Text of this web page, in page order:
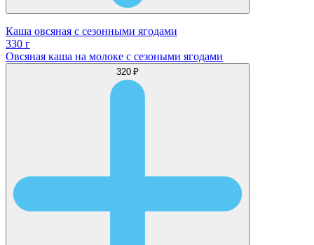
Каша овсяная с сезонными ягодами
330 г
Овсяная каша на молоке с сезоными ягодами
320 ₽